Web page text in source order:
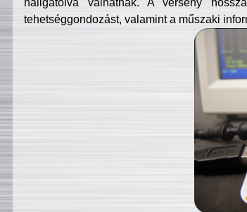
hallgatóivá válhatnak. A verseny
tehetséggondozást, valamint a műszaki